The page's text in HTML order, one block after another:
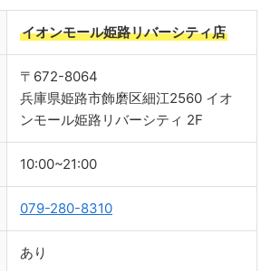
イオンモール姫路リバーシティ店
〒672-8064
兵庫県姫路市飾磨区細江2560 イオ
ンモール姫路リバーシティ 2F
10:00~21:00
079-280-8310
あり